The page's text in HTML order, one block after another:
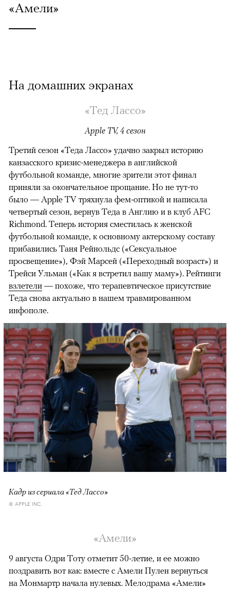
«Амели»
На домашних экранах
«Тед Лассо»
Apple TV, 4 сезон
00:00 / 00:00
Третий сезон «Теда Лассо» удачно закрыл историю
канзасского кризис-менеджера в английской
футбольной команде, многие зрители этот финал
приняли за окончательное прощание. Но не тут-то
было — Apple TV тряхнула фем-оптикой и написала
четвертый сезон, вернув Теда в Англию и в клуб AFC
Richmond. Теперь история сместилась к женской
футбольной команде, к основному актерскому составу
прибавились Таня Рейнольдс («Сексуальное
просвещение»), Фэй Марсей («Переходный возраст») и
Трейси Ульман («Как я встретил вашу маму»). Рейтинги
взлетели — похоже, что терапевтическое присутствие
Теда снова актуально в нашем травмированном
инфополе.
Кадр из сериала «Тед Лассо»
© APPLE INC.
«Амели»
9 августа Одри Тоту отметит 50-летие, и ее можно
поздравить вот как: вместе с Амели Пулен вернуться
на Монмартр начала нулевых. Мелодрама «Амели»